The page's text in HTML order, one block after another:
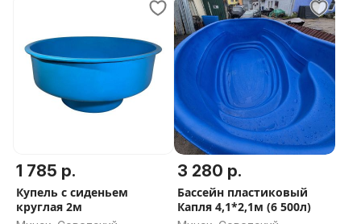
1 785 р.
Купель с сиденьем
круглая 2м
3 280 р.
Бассейн пластиковый
Капля 4,1*2,1м (6 500л)